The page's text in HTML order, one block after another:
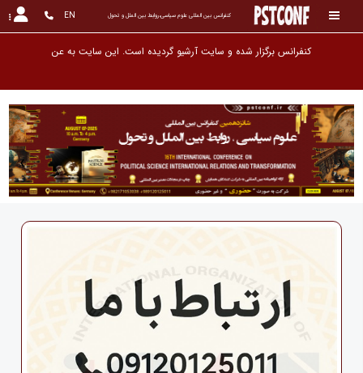
کنفرانس بین المللی علوم سیاسی،روابط بین الملل و تحول EN
کنفرانس برگزار
‹ ›